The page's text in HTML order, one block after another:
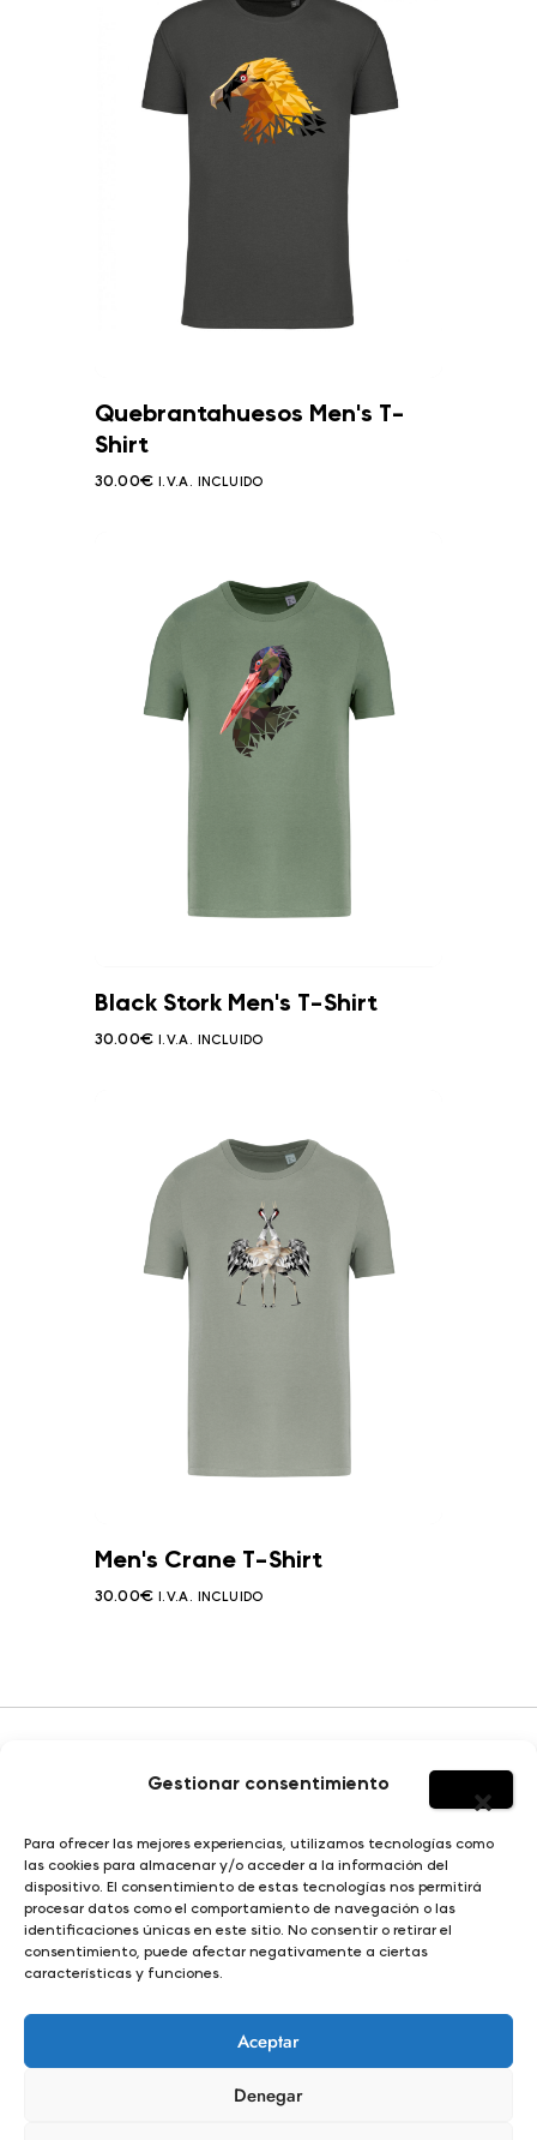
Gestionar consentimiento
Para ofrecer las mejores experiencias, utilizamos tecnologías como
las cookies para almacenar y/o acceder a la información del
dispositivo. El consentimiento de estas tecnologías nos permitirá
procesar datos como el comportamiento de navegación o las
identificaciones únicas en este sitio. No consentir o retirar el
consentimiento, puede afectar negativamente a ciertas
características y funciones.
Aceptar
Denegar
Quebrantahuesos Men's T-
Shirt
30.00€ I.V.A. INCLUIDO
Black Stork Men's T-Shirt
30.00€ I.V.A. INCLUIDO
Men's Crane T-Shirt
30.00€ I.V.A. INCLUIDO
HOMBRE
MUJER
NIÑO
SOBRE YERBAJO
DISEÑO E ILUSTRACIÓN
© Yerbajo 2024
Condiciones de compra |Aviso legal |Política de privacidad |
Política de cookies |Términos y condiciones |
Propiedad intelectual y derechos de autor